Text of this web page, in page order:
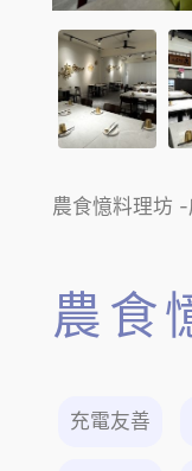
農食憶料理坊
農食
充電友善